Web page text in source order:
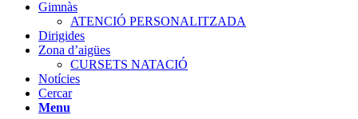
Gimnàs
ATENCIÓ PERSONALITZADA
Dirigides
Zona d’aigües
CURSETS NATACIÓ
Notícies
Cercar
Menu